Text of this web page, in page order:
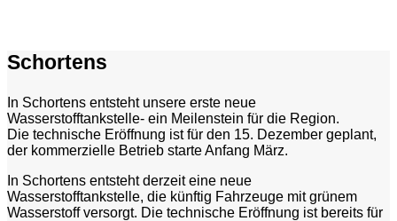
Schortens
In Schortens entsteht unsere erste neue
Wasserstofftankstelle- ein Meilenstein für die Region.
Die technische Eröffnung ist für den 15. Dezember geplant,
der kommerzielle Betrieb starte Anfang März.
In Schortens entsteht derzeit eine neue
Wasserstofftankstelle, die künftig Fahrzeuge mit grünem
Wasserstoff versorgt. Die technische Eröffnung ist bereits für